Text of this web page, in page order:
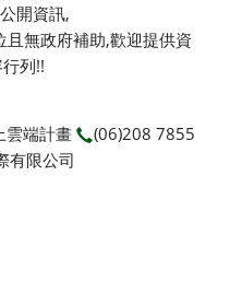
開資訊,
且無政府補助,歡迎提供資
列!!
雲端計畫
(06)208 7855
限公司